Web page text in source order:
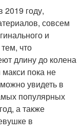
2019 году,
совсем
и
что
длину до колена
пока не
увидеть в
популярных
а также
в